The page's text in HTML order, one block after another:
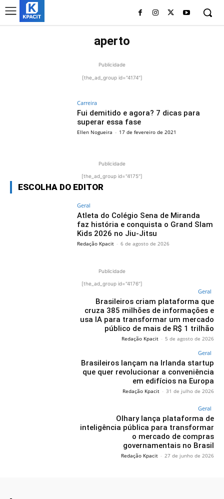
aperto
Publicidade
[the_ad_group id="4174"]
Carreira
Fui demitido e agora? 7 dicas para
superar essa fase
Ellen Nogueira - 17 de fevereiro de 2021
Publicidade
[the_ad_group id="4175"]
ESCOLHA DO EDITOR
Geral
Atleta do Colégio Sena de Miranda
faz história e conquista o Grand Slam
Kids 2026 no Jiu-Jitsu
Redação Kpacit - 6 de agosto de 2026
Publicidade
[the_ad_group id="4176"]
Geral
Brasileiros criam plataforma que
cruza 385 milhões de informações e
usa IA para transformar um mercado
público de mais de R$ 1 trilhão
Redação Kpacit - 5 de agosto de 2026
Geral
Brasileiros lançam na Irlanda startup
que quer revolucionar a conveniência
em edifícios na Europa
Redação Kpacit - 31 de julho de 2026
Geral
Olhary lança plataforma de
inteligência pública para transformar
o mercado de compras
governamentais no Brasil
Redação Kpacit - 27 de junho de 2026